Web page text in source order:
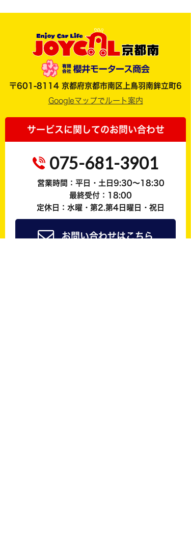
〒601-8114 京都府京都市南区上鳥羽南鉾立町6
Googleマップでルート案内
サービスに関してのお問い合わせ
075-681-3901
営業時間：平日・土日9:30～18:30
最終受付：18:00
定休日：水曜・第2.第4日曜日・祝日
お問い合わせはこちら